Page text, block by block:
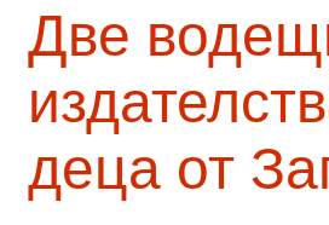
Две
деца от